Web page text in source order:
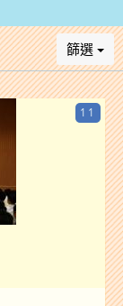
篩選
11